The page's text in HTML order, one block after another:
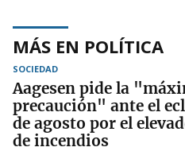
MÁS EN POLÍTICA
SOCIEDAD
Aagesen pide la
precaución" ante el
de agosto por el
de incendios